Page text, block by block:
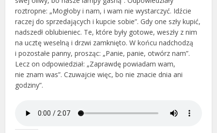
roztropne: „Mogłoby i nam, i wam nie wystarczyć. Idźcie
raczej do sprzedających i kupcie sobie”. Gdy one szły kupić,
nadszedł oblubieniec. Te, które były gotowe, weszły z nim
na ucztę weselną i drzwi zamknięto. W końcu nadchodzą
i pozostałe panny, prosząc: „Panie, panie, otwórz nam”.
Lecz on odpowiedział: „Zaprawdę powiadam wam,
nie znam was”. Czuwajcie więc, bo nie znacie dnia ani
godziny”.